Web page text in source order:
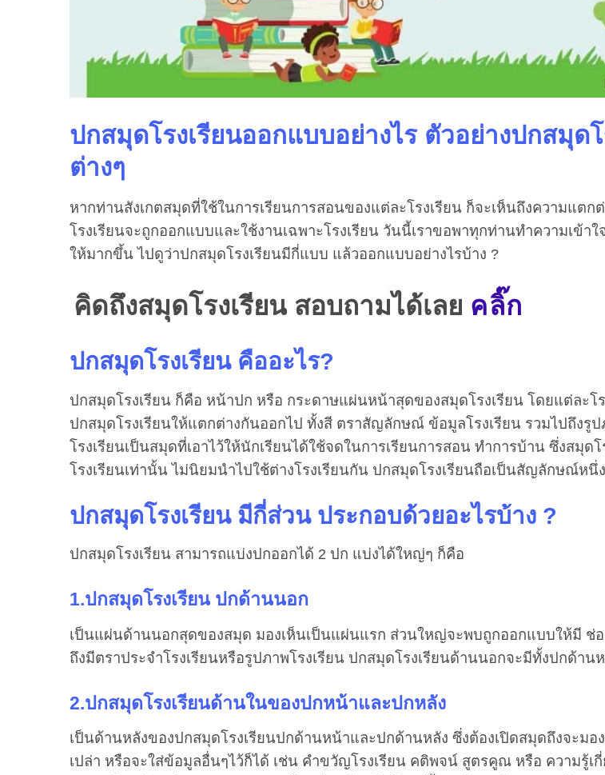
ปกสมุดโรงเรียนออกแบบอย่างไร ตัวอย่างปกสมุด
ต่างๆ
หากท่านสังเกตสมุดที่ใช้ในการเรียนการสอนของแต่ละโรงเรียน ก็จะเห็นถึงความแตก
โรงเรียนจะถูกออกแบบและใช้งานเฉพาะโรงเรียน วันนี้เราขอพาทุกท่านทำความเข้าใ
ให้มากขึ้น ไปดูว่าปกสมุดโรงเรียนมีกี่แบบ แล้วออกแบบอย่างไรบ้าง ?
คิดถึงสมุดโรงเรียน สอบถามได้เลย คลิ๊ก
ปกสมุดโรงเรียน คืออะไร?
ปกสมุดโรงเรียน ก็คือ หน้าปก หรือ กระดาษแผ่นหน้าสุดของสมุดโรงเรียน โดยแต่ละโ
ปกสมุดโรงเรียนให้แตกต่างกันออกไป ทั้งสี ตราสัญลักษณ์ ข้อมูลโรงเรียน รวมไปถึงรูป
โรงเรียนเป็นสมุดที่เอาไว้ให้นักเรียนได้ใช้จดในการเรียนการสอน ทำการบ้าน ซึ่งสมุด
โรงเรียนเท่านั้น ไม่นิยมนำไปใช้ต่างโรงเรียนกัน ปกสมุดโรงเรียนถือเป็นสัญลักษณ์หนึ่ง
ปกสมุดโรงเรียน มีกี่ส่วน ประกอบด้วยอะไรบ้าง ?
ปกสมุดโรงเรียน สามารถแบ่งปกออกได้ 2 ปก แบ่งได้ใหญ่ๆ ก็คือ
1.ปกสมุดโรงเรียน ปกด้านนอก
เป็นแผ่นด้านนอกสุดของสมุด มองเห็นเป็นแผ่นแรก ส่วนใหญ่จะพบถูกออกแบบให้มี ช่อ
ถึงมีตราประจำโรงเรียนหรือรูปภาพโรงเรียน ปกสมุดโรงเรียนด้านนอกจะมีทั้งปกด้า
2.ปกสมุดโรงเรียนด้านในของปกหน้าและปกหลัง
เป็นด้านหลังของปกสมุดโรงเรียนปกด้านหน้าและปกด้านหลัง ซึ่งต้องเปิดสมุดถึงจะมอ
เปล่า หรือจะใส่ข้อมูลอื่นๆไว้ก็ได้ เช่น คำขวัญโรงเรียน คติพจน์ สูตรคูณ หรือ ความรู้เ